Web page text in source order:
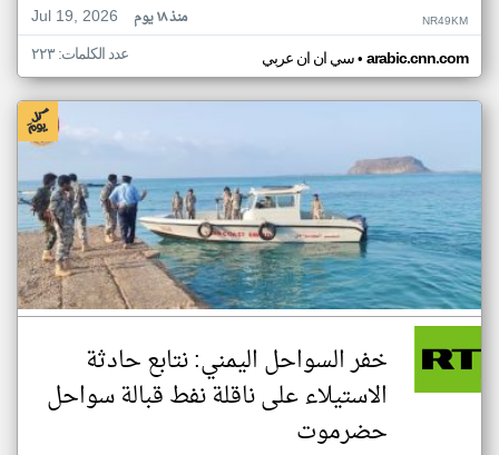
Jul 19, 2026
منذ ١٨ يوم NR49KM
سي ان ان عربي• arabic.cnn.com عدد الكلمات: ٢٢٣
خفر السواحل اليمني: نتابع حادثة
الاستيلاء على ناقلة نفط قبالة سواحل
حضرموت